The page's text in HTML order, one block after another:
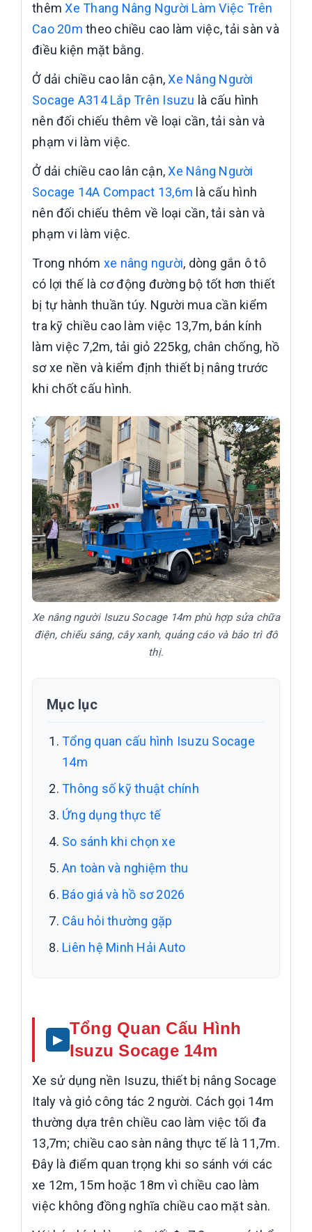
thêmXe Thang Nâng Người Làm Việc Trên
Cao 20m theo chiều cao làm việc, tải sàn và
điều kiện mặt bằng.
Ở dải chiều cao lân cận,Xe Nâng Người
Socage A314 Lắp Trên Isuzu là cấu hình
nên đối chiếu thêm về loại cần, tải sàn và
phạm vi làm việc.
Ở dải chiều cao lân cận,Xe Nâng Người
Socage 14A Compact 13,6m là cấu hình
nên đối chiếu thêm về loại cần, tải sàn và
phạm vi làm việc.
Trong nhóm xe nâng người, dòng gắn ô tô
có lợi thế là cơ động đường bộ tốt hơn thiết
bị tự hành thuần túy. Người mua cần kiểm
tra kỹ chiều cao làm việc 13,7m, bán kính
làm việc 7,2m, tải giỏ 225kg, chân chống, hồ
sơ xe nền và kiểm định thiết bị nâng trước
khi chốt cấu hình.
Xe nâng người Isuzu Socage 14m phù hợp sửa chữa
điện, chiếu sáng, cây xanh, quảng cáo và bảo trì đô
thị.
Mục lục
Tổng quan cấu hình Isuzu Socage
14m
Thông số kỹ thuật chính
Ứng dụng thực tế
So sánh khi chọn xe
An toàn và nghiệm thu
Báo giá và hồ sơ 2026
Câu hỏi thường gặp
Liên hệ Minh Hải Auto
Tổng Quan Cấu Hình
Isuzu Socage 14m
Xe sử dụng nền Isuzu, thiết bị nâng Socage
Italy và giỏ công tác 2 người. Cách gọi 14m
thường dựa trên chiều cao làm việc tối đa
13,7m; chiều cao sàn nâng thực tế là 11,7m.
Đây là điểm quan trọng khi so sánh với các
xe 12m, 15m hoặc 18m vì chiều cao làm
việc không đồng nghĩa chiều cao mặt sàn.